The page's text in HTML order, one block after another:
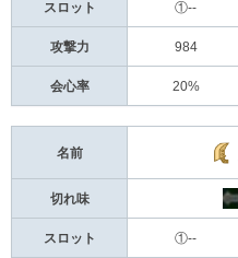
スロット ①--
攻撃力 984
会心率 20%
名前
切れ味
スロット ①--